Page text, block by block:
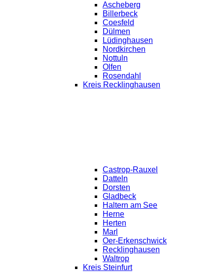
Ascheberg
Billerbeck
Coesfeld
Dülmen
Lüdinghausen
Nordkirchen
Nottuln
Olfen
Rosendahl
Kreis Recklinghausen
Castrop-Rauxel
Datteln
Dorsten
Gladbeck
Haltern am See
Herne
Herten
Marl
Oer-Erkenschwick
Recklinghausen
Waltrop
Kreis Steinfurt